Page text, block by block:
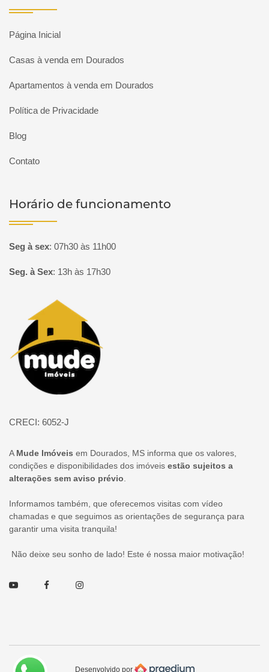
Página Inicial
Casas à venda em Dourados
Apartamentos à venda em Dourados
Política de Privacidade
Blog
Contato
Horário de funcionamento
Seg à sex: 07h30 às 11h00
Seg. à Sex: 13h às 17h30
Página inicial
CRECI: 6052-J
A Mude Imóveis em Dourados, MS informa que os valores,
condições e disponibilidades dos imóveis estão sujeitos a
alterações sem aviso prévio
Informamos também, que oferecemos visitas com vídeo
chamadas e que seguimos as orientações de segurança para
garantir uma visita tranquila!
Não deixe seu sonho de lado! Este é nossa maior motivação!
Youtube FacebookInstagram
Desenvolvido por